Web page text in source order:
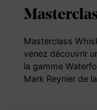
Masterclass
venez découvrir
la gamme
Mark Reynier de